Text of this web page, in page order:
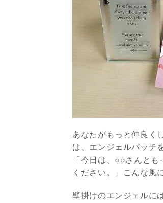
あなたがもっと仲良く
は、エンジェルバッチ
「今日は、○○さんと
ください。」こんな風
壁掛けのエンジェルに